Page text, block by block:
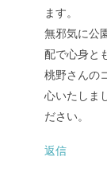
ます。
無邪気に公
配で心身と
桃野さんの
心いたしま
ださい。
返信